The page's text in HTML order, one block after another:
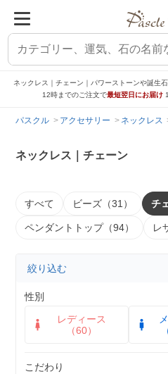
ネックレス｜チェーン｜パワーストーンや誕生
12時までのご注文で最短翌日にお届け
パスクル アクセサリー ネックレス
ネックレス｜チェーン
すべて ビーズ（31） チ
ペンダントトップ（94） レ
絞り込む
性別
レディース
（60）
こだわり